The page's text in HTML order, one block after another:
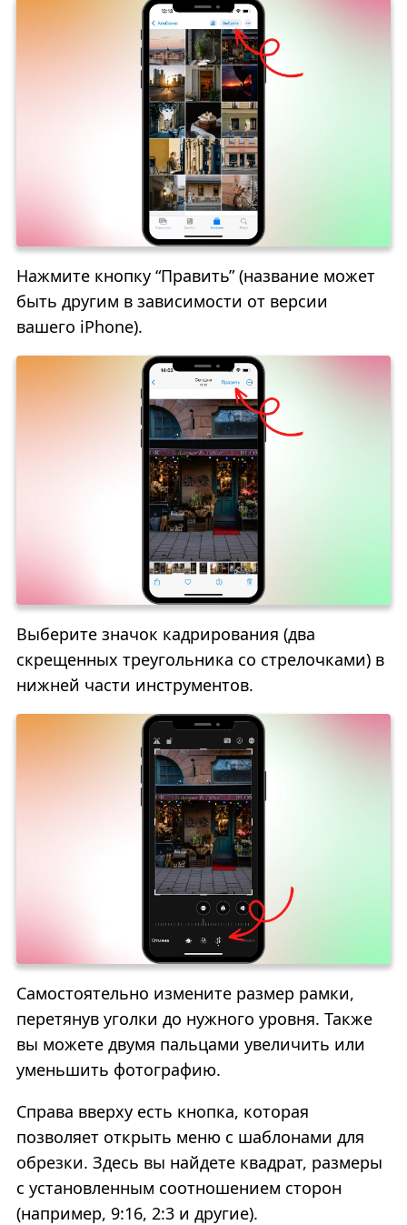
Нажмите кнопку “Править” (название может
быть другим в зависимости от версии
вашего iPhone).
Выберите значок кадрирования (два
скрещенных треугольника со стрелочками) в
нижней части инструментов.
Самостоятельно измените размер рамки,
перетянув уголки до нужного уровня. Также
вы можете двумя пальцами увеличить или
уменьшить фотографию.
Справа вверху есть кнопка, которая
позволяет открыть меню c шаблонами для
обрезки. Здесь вы найдете квадрат, размеры
с установленным соотношением сторон
(например, 9:16, 2:3 и другие).